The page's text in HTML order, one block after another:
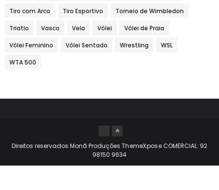
Tiro com Arco Tiro Esportivo Torneio de Wimbledon
Triatlo Vasco Vela Vôlei Vôlei de Praia
Vôlei Feminino Vôlei Sentado Wrestling WSL
WTA 500
Direitos reservados Monã Produções ThemeXposeCOMERCIAL: 92
98150 9634